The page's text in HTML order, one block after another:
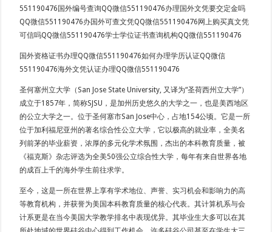
551190476国外编号查询QQ微信551190476办理国外文凭要交定金吗
QQ微信551190476办国外可查文凭QQ微信551190476网上购买真文凭
可信吗QQ微信551190476学士学位证书查询机构QQ微信551190476
国外资格证书办理QQ微信551190476如何办理学历认证QQ微信
551190476海外文凭认证办理QQ微信551190476
圣何塞州立大学（San Jose State University, 又译为“圣荷西州立大学”）
成立于1857年，简称SJSU，是加州历史悠久的大学之一，也是美西地区
的公立大学之一。位于圣何塞市San Jose中心，占地154公顷。它是一所
位于加利福尼亚州的著名综合性公立大学，它以极高的就业率，全美名
列前茅的毕业薪资，浓厚的多元化学术氛围，杰出的本科教育质量，被
《福克斯》杂志评选为全美50强公立综合性大学，每年有来自世界各地
的成百上千的海外学生前往求学。
至今，这是一所在世界上享有学术地位、声誉、实习机会和影响力的高
等教育机构，并获誉为美国本科教育质量的核心代表。其计算机系与会
计系更是在当今美国大学教学排名中表现优异。其毕业生大多可以在其